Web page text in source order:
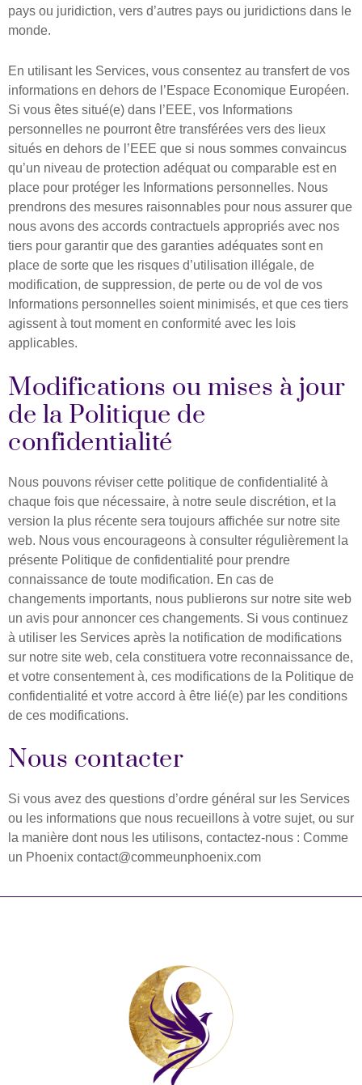
pays ou juridiction, vers d’autres pays ou juridictions dans le
monde.
En utilisant les Services, vous consentez au transfert de vos
informations en dehors de l’Espace Economique Européen. ​
Si vous êtes situé(e) dans l’EEE, vos Informations
personnelles ne pourront être transférées vers des lieux
situés en dehors de l’EEE que si nous sommes convaincus
qu’un niveau de protection adéquat ou comparable est en
place pour protéger les Informations personnelles. Nous
prendrons des mesures raisonnables pour nous assurer que
nous avons des accords contractuels appropriés avec nos
tiers pour garantir que des garanties adéquates sont en
place de sorte que les risques d’utilisation illégale, de
modification, de suppression, de perte ou de vol de vos
Informations personnelles soient minimisés, et que ces tiers
agissent à tout moment en conformité avec les lois
applicables. ​ ​
Modifications ou mises à jour
de la Politique de
confidentialité
Nous pouvons réviser cette politique de confidentialité à
chaque fois que nécessaire, à notre seule discrétion, et la
version la plus récente sera toujours affichée sur notre site
web. Nous vous encourageons à consulter régulièrement la
présente Politique de confidentialité pour prendre
connaissance de toute modification. En cas de
changements importants, nous publierons sur notre site web
un avis pour annoncer ces changements. Si vous continuez
à utiliser les Services après la notification de modifications
sur notre site web, cela constituera votre reconnaissance de,
et votre consentement à, ces modifications de la Politique de
confidentialité et votre accord à être lié(e) par les conditions
de ces modifications. ​ ​
Nous contacter
Si vous avez des questions d’ordre général sur les Services
ou les informations que nous recueillons à votre sujet, ou sur
la manière dont nous les utilisons, contactez-nous : Comme
un Phoenix contact@commeunphoenix.com